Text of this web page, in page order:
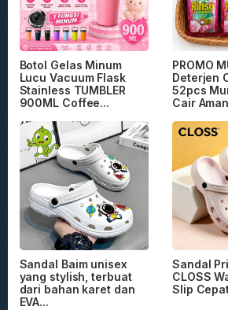
Botol Gelas Minum
Lucu Vacuum Flask
Stainless TUMBLER
900ML Coffee...
PROMO
Deterjen
52pcs
Cair
Sandal Baim unisex
yang stylish, terbuat
dari bahan karet dan
EVA...
Sandal
CLOSS
Slip